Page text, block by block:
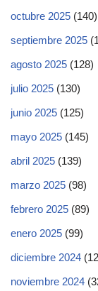
octubre 2025 (140)
septiembre 2025
agosto 2025 (128)
julio 2025 (130)
junio 2025 (125)
mayo 2025 (145)
abril 2025 (139)
marzo 2025 (98)
febrero 2025 (89)
enero 2025 (99)
diciembre 2024
noviembre 2024